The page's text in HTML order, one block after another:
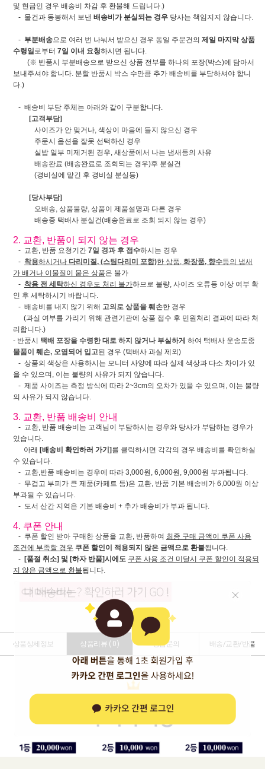
및 현금인 경우 배송비 차감 후 환불해 드립니다.)
- 물건과 동봉해서 보낸 배송비가 분실되는 경우 당사는 책임지지 않습니다.
- 부분배송으로 여러 번 나눠서 받으신 경우 동일 주문건의 제일 마지막 상품
수령일로부터 7일 이내 요청하시면 됩니다.
(※ 반품시 부분배송으로 받으신 상품 전부를 하나의 포장(박스)에 담아서
보내주셔야 합니다. 분할 반품시 박스 수만큼 추가 배송비를 부담하셔야 합니
다.)
- 배송비 부담 주체는 아래와 같이 구분합니다.
[고객부담]
사이즈가 안 맞거나, 색상이 마음에 들지 않으신 경우
주문시 옵션을 잘못 선택하신 경우
실밥 일부 미제거된 경우, 새상품에서 나는 냄새등의 사유
배송완료 (배송완료로 조회되는 경우)후 분실건
(경비실에 맡긴 후 경비실 분실등)
[당사부담]
오배송, 상품불량, 상품이 제품설명과 다른 경우
배송중 택배사 분실건(배송완료로 조회 되지 않는 경우)
2. 교환, 반품이 되지 않는 경우
- 교환, 반품 요청기간 7일 경과 후 접수하시는 경우
- 착용하시거나 다리미질, (스팀다리미 포함)한 상품, 화장품, 향수등의 냄새
가 배거나 이물질이 뭍은 상품은 불가
- 착용 전 세탁하신 경우도 처리 불가하므로 불량, 사이즈 오류등 이상 여부 확
인 후 세탁하시기 바랍니다.
- 배송비를 내지 않기 위해 고의로 상품을 훼손한 경우
(과실 여부를 가리기 위해 관련기관에 상품 접수 후 민원처리 결과에 따라 처
리합니다.)
- 반품시 택배 포장을 수령한 대로 하지 않거나 부실하게 하여 택배사 운송도중
물품이 훼손, 오염되어 입고된 경우 (택배사 과실 제외)
- 상품의 색상은 사용하시는 모니터 사양에 따라 실제 색상과 다소 차이가 있
을 수 있으며, 이는 불량의 사유가 되지 않습니다.
- 제품 사이즈는 측정 방식에 따라 2~3cm의 오차가 있을 수 있으며, 이는 불량
의 사유가 되지 않습니다.
3. 교환, 반품 배송비 안내
- 교환, 반품 배송비는 고객님이 부담하시는 경우와 당사가 부담하는 경우가
있습니다.
아래 [배송비 확인하러 가기] 를 클릭하시면 각각의 경우 배송비를 확인하실
수 있습니다.
- 교환,반품 배송비는 경우에 따라 3,000원, 6,000원, 9,000원 부과됩니다.
- 무겁고 부피가 큰 제품(카페트 등)은 교환, 반품 기본 배송비가 6,000원 이상
부과될 수 있습니다.
- 도서 산간 지역은 기본 배송비 + 추가 배송비가 부과 됩니다.
4. 쿠폰 안내
- 쿠폰 할인 받아 구매한 상품을 교환, 반품하여 최종 구매 금액이 쿠폰 사용
조건에 부족할 경우 쿠폰 할인이 적용되지 않은 금액으로 환불됩니다.
- [품절 취소] 및 [하자 반품]시에도 쿠폰 사용 조건 미달시 쿠폰 할인이 적용되
지 않은 금액으로 환불됩니다.
상품상세정보 상품리뷰 ( 0) 상품문의 배송/교환/반품